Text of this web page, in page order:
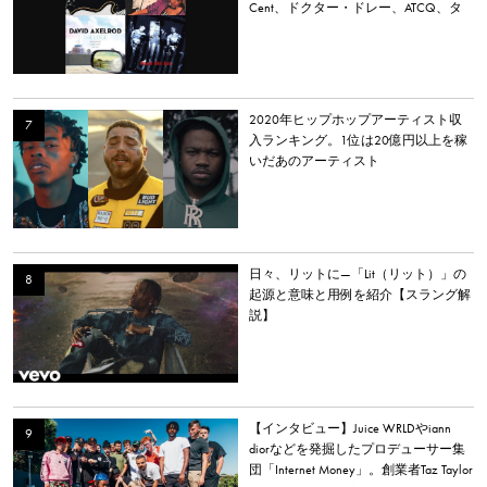
Cent、ドクター・ドレー、ATCQ、タ
2020年ヒップホップアーティスト収
入ランキング。1位は20億円以上を稼
いだあのアーティスト
日々、リットに—「Lit（リット）」の
起源と意味と用例を紹介【スラング解
説】
【インタビュー】Juice WRLDやiann
diorなどを発掘したプロデューサー集
団「Internet Money」。創業者Taz Taylor